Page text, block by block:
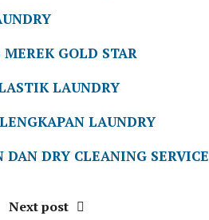
GOLD STAR
LAUNDRY
LAUNDRY
DRY CLEANING SERVICE
Next post